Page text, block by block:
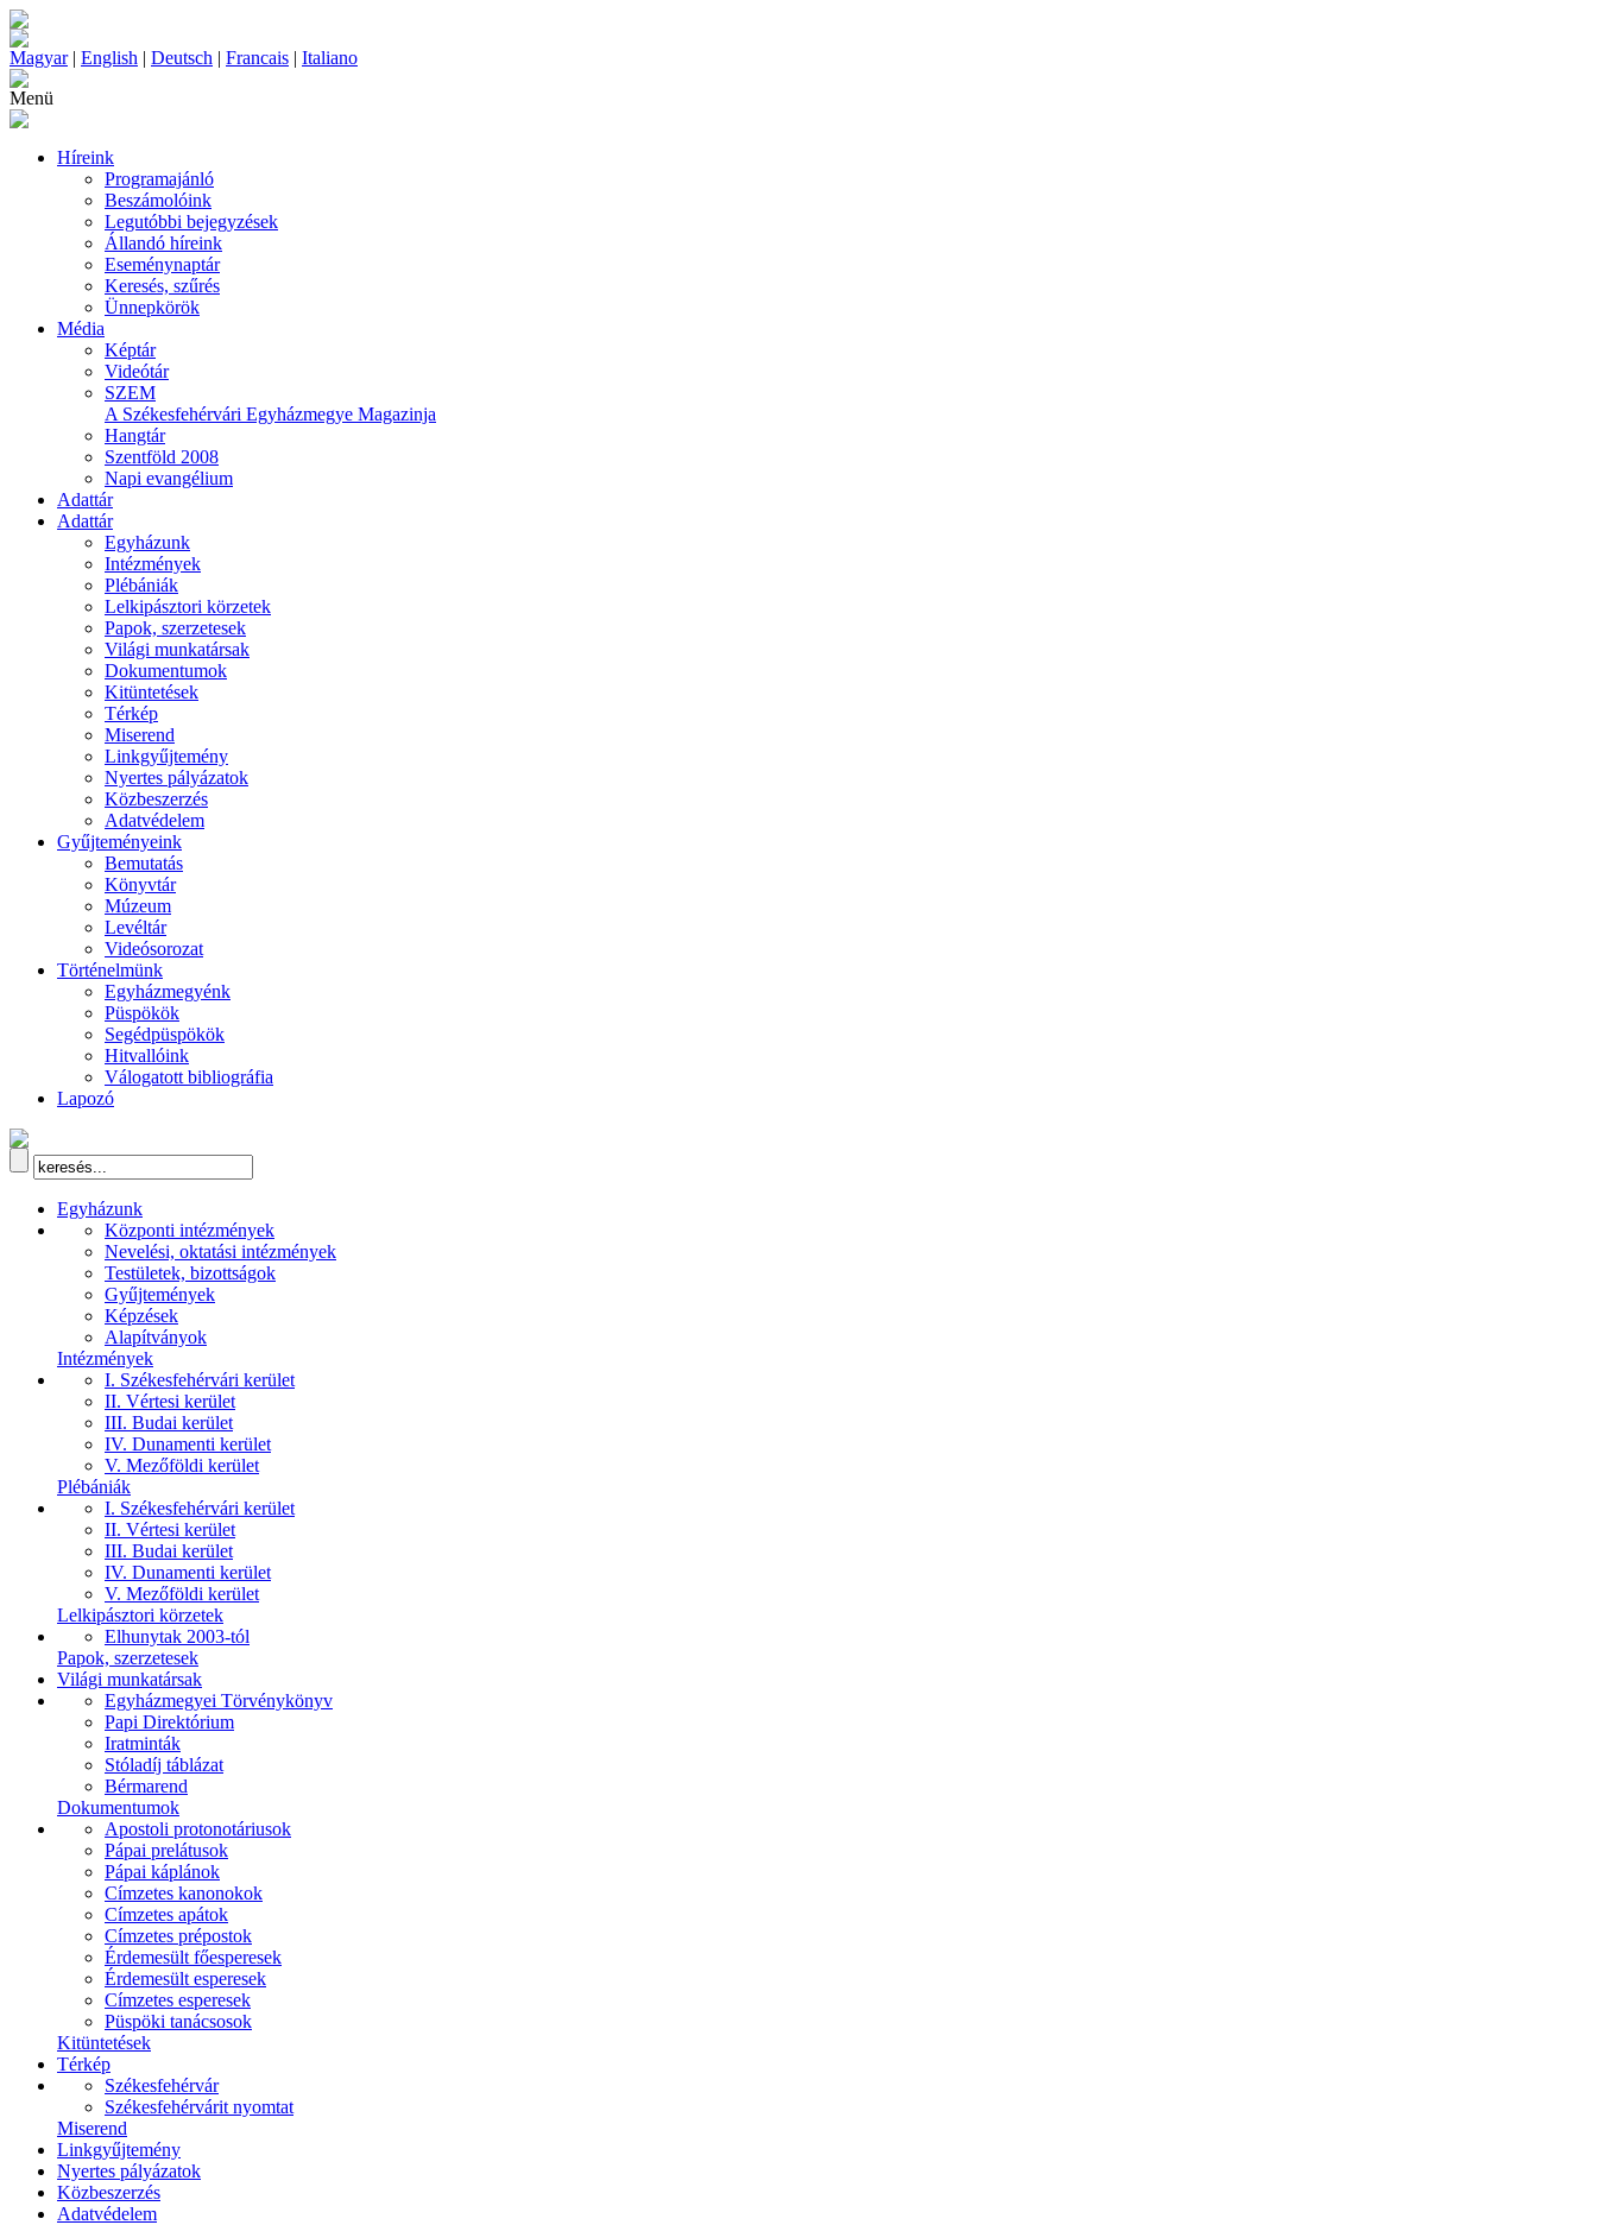
Magyar| English | Deutsch | Francais | Italiano
Menü
Híreink
Programajánló
Beszámolóink
Legutóbbi bejegyzések
Állandó híreink
Eseménynaptár
Keresés, szűrés
Ünnepkörök
Média
Képtár
Videótár
SZEM
A Székesfehérvári Egyházmegye Magazinja
Hangtár
Szentföld 2008
Napi evangélium
Adattár
Adattár
Egyházunk
Intézmények
Plébániák
Lelkipásztori körzetek
Papok, szerzetesek
Világi munkatársak
Dokumentumok
Kitüntetések
Térkép
Miserend
Linkgyűjtemény
Nyertes pályázatok
Közbeszerzés
Adatvédelem
Gyűjteményeink
Bemutatás
Könyvtár
Múzeum
Levéltár
Videósorozat
Történelmünk
Egyházmegyénk
Püspökök
Segédpüspökök
Hitvallóink
Válogatott bibliográfia
Lapozó
Egyházunk
Központi intézmények
Nevelési, oktatási intézmények
Testületek, bizottságok
Gyűjtemények
Képzések
Alapítványok
Intézmények
I. Székesfehérvári kerület
II. Vértesi kerület
III. Budai kerület
IV. Dunamenti kerület
V. Mezőföldi kerület
Plébániák
I. Székesfehérvári kerület
II. Vértesi kerület
III. Budai kerület
IV. Dunamenti kerület
V. Mezőföldi kerület
Lelkipásztori körzetek
Elhunytak 2003-tól
Papok, szerzetesek
Világi munkatársak
Egyházmegyei Törvénykönyv
Papi Direktórium
Iratminták
Stóladíj táblázat
Bérmarend
Dokumentumok
Apostoli protonotáriusok
Pápai prelátusok
Pápai káplánok
Címzetes kanonokok
Címzetes apátok
Címzetes prépostok
Érdemesült főesperesek
Érdemesült esperesek
Címzetes esperesek
Püspöki tanácsosok
Kitüntetések
Térkép
Székesfehérvár
Székesfehérvárit nyomtat
Miserend
Linkgyűjtemény
Nyertes pályázatok
Közbeszerzés
Adatvédelem